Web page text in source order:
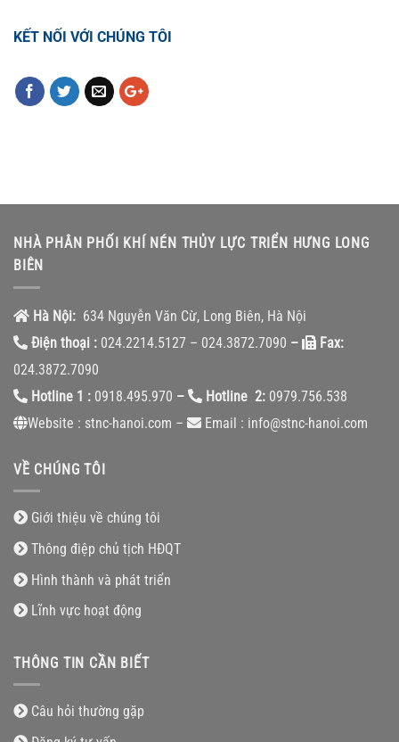
KẾT NỐI VỚI CHÚNG TÔI
NHÀ PHÂN PHỐI KHÍ NÉN THỦY LỰC TRIỂN HƯNG LONG
BIÊN
Hà Nội: 634 Nguyễn Văn Cừ, Long Biên, Hà Nội
Điện thoại : 024.2214.5127 – 024.3872.7090 –
Fax:
024.3872.7090
Hotline 1 : 0918.495.970 – Hotline 2: 0979.756.538
Website : stnc-hanoi.com –
Email : info@stnc-hanoi.com
VỀ CHÚNG TÔI
Giới thiệu về chúng tôi
Thông điệp chủ tịch HĐQT
Hình thành và phát triển
Lĩnh vực hoạt động
THÔNG TIN CẦN BIẾT
Câu hỏi thường gặp